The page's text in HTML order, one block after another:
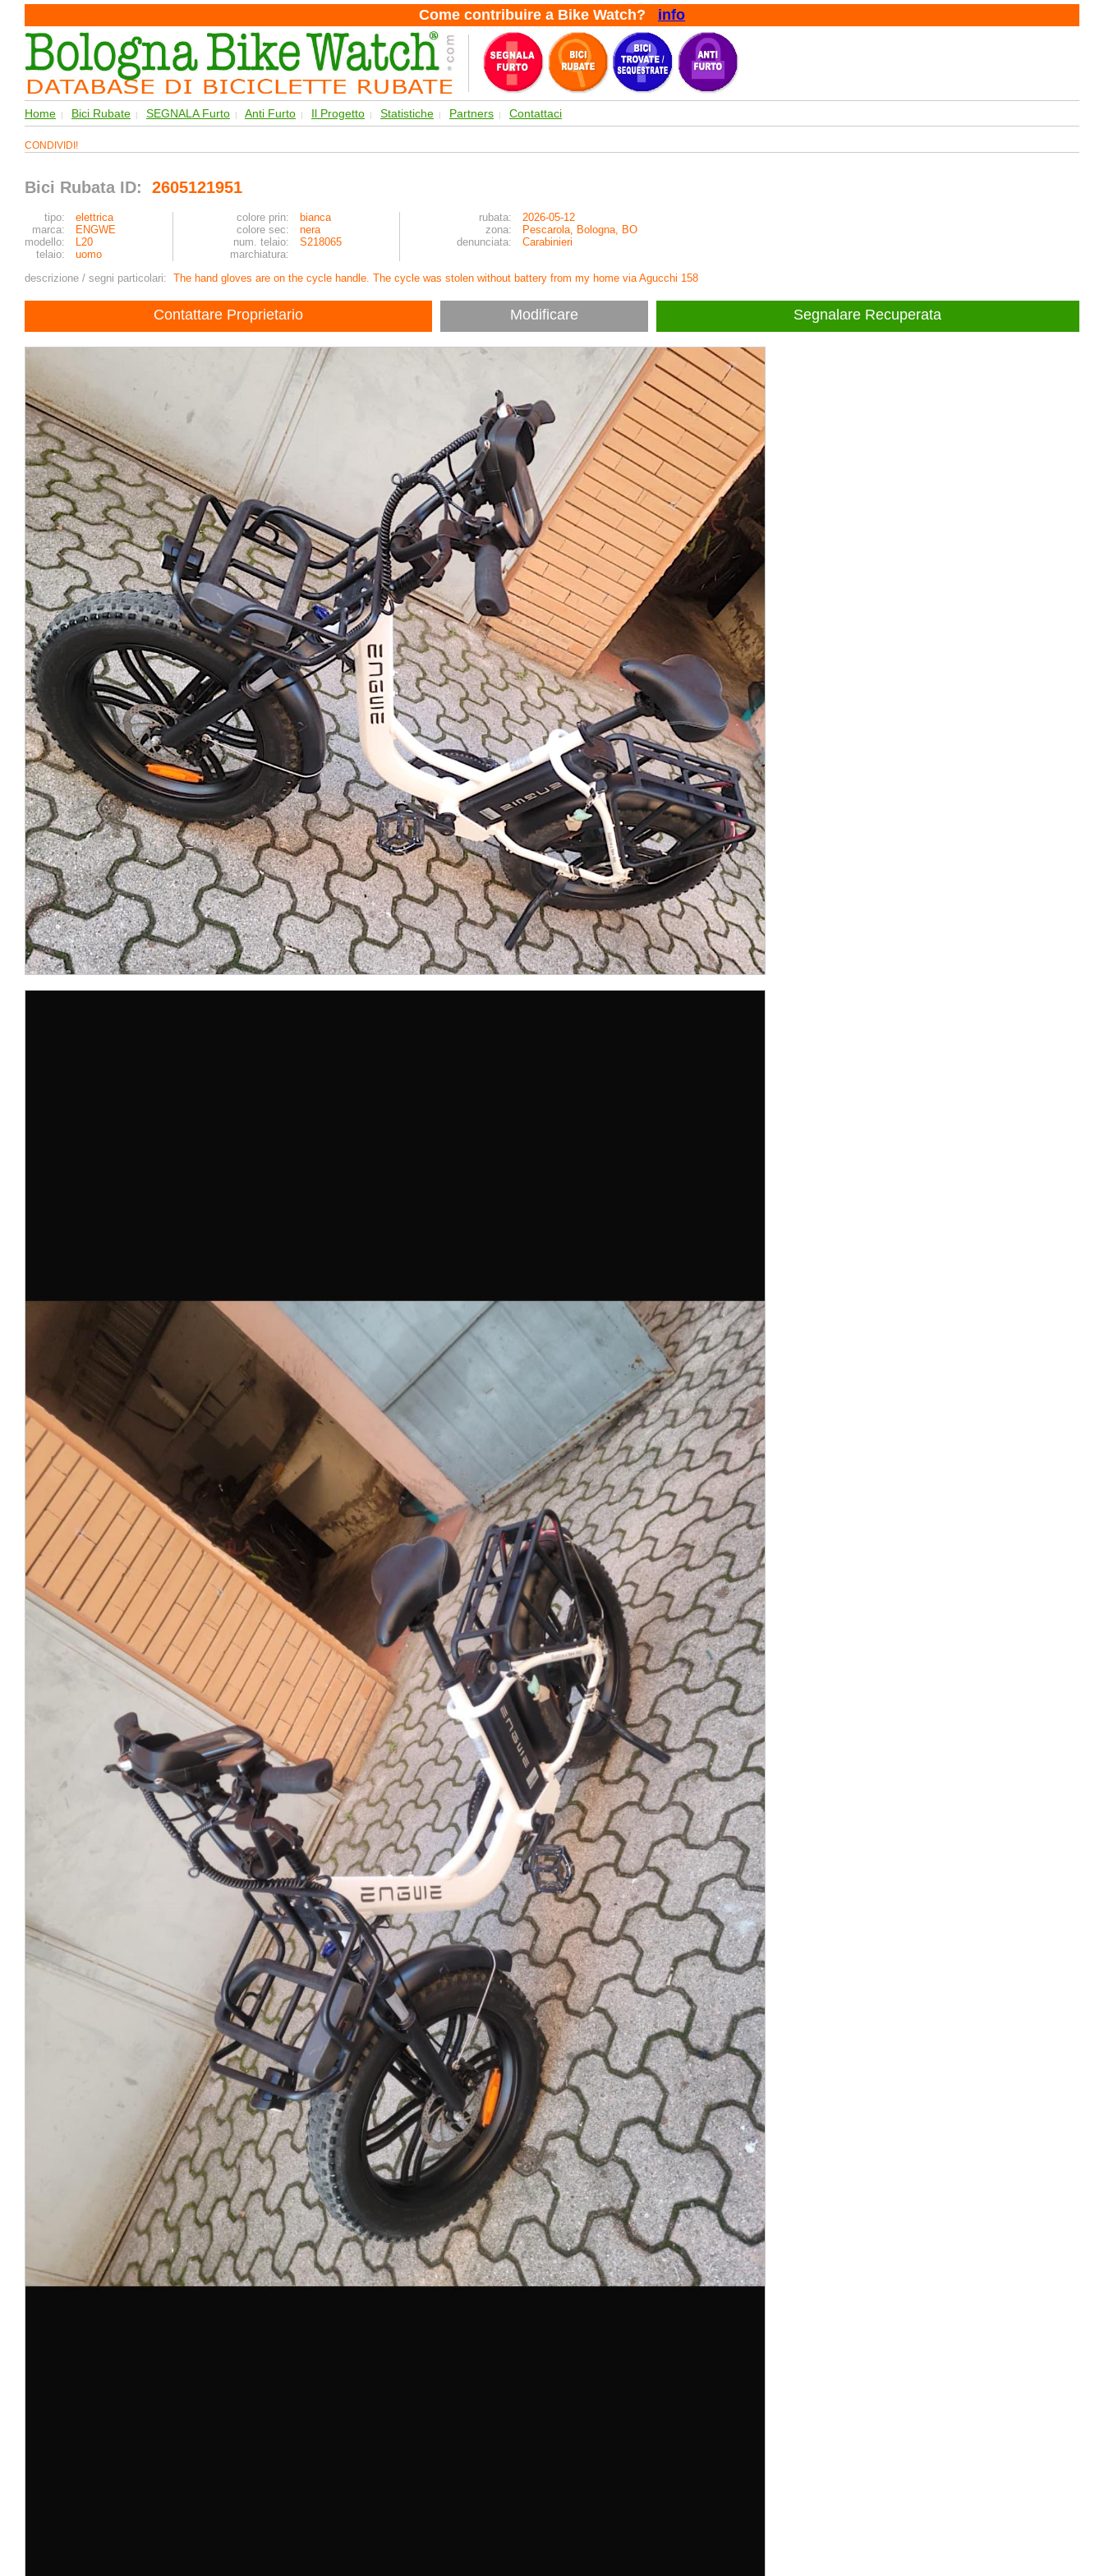
Come contribuire a Bike Watch? info
Home | Bici Rubate | SEGNALA Furto | Anti Furto | Il Progetto | Statistiche | Partners | Contattaci
CONDIVIDI!
Bici Rubata ID: 2605121951
tipo: elettrica colore prin: bianca rubata:
2026-05-12
marca:
ENGWE colore sec: nera zona:
Pescarola, Bologna, BO
modello:
L20 num. telaio: S218065 denunciata:
Carabinieri
telaio:
uomo
marchiatura:
descrizione / segni particolari: The hand gloves are on the cycle handle. The cycle was stolen without battery from my home via Agucchi 158
Contattare Proprietario Modificare Segnalare Recuperata